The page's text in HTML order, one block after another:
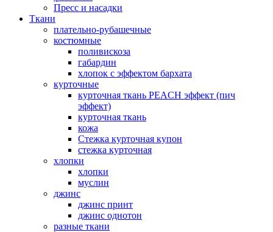
Пресс и насадки
Ткани
плательно-рубашечные
костюмные
поливискоза
габардин
хлопок с эффектом бархата
курточные
курточная ткань PEACH эффект (пич
эффект)
курточная ткань
кожа
Стежка курточная купон
стежка курточная
хлопки
хлопки
муслин
джинс
джинс принт
джинс однотон
разные ткани